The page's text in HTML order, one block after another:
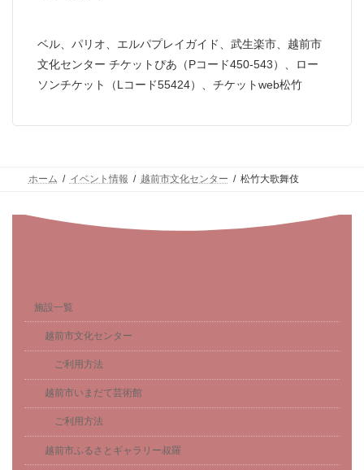
ベル、パリオ、エルパプレイガイド、武生楽市、越前市
文化センター チケットぴあ（Pコード450‐543）、ロー
ソンチケット（Lコード55424）、チケットweb松竹
ホーム イベント情報 越前市文化センター 松竹大歌舞伎
施設一覧
越前市文化センター
ご利用方法
越前市いまだて芸術館
ご利用方法
越前市ふるさとギャラリー叔羅